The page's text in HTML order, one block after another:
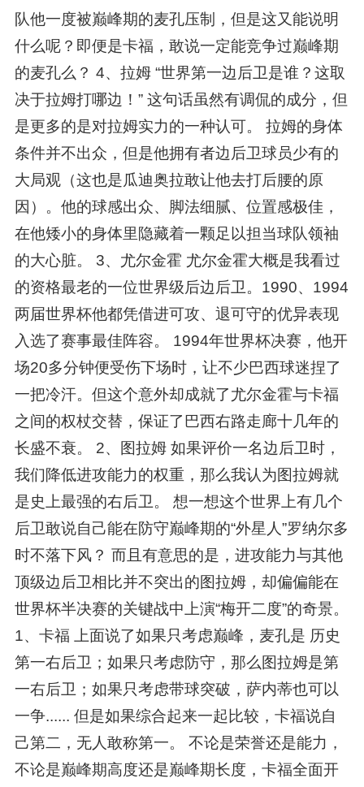
队他一度被巅峰期的麦孔压制，但是这又能说明
什么呢？即便是卡福，敢说一定能竞争过巅峰期
的麦孔么？ 4、拉姆 “世界第一边后卫是谁？这取
决于拉姆打哪边！” 这句话虽然有调侃的成分，但
是更多的是对拉姆实力的一种认可。 拉姆的身体
条件并不出众，但是他拥有者边后卫球员少有的
大局观（这也是瓜迪奥拉敢让他去打后腰的原
因）。他的球感出众、脚法细腻、位置感极佳，
在他矮小的身体里隐藏着一颗足以担当球队领袖
的大心脏。 3、尤尔金霍 尤尔金霍大概是我看过
的资格最老的一位世界级后边后卫。1990、1994
两届世界杯他都凭借进可攻、退可守的优异表现
入选了赛事最佳阵容。 1994年世界杯决赛，他开
场20多分钟便受伤下场时，让不少巴西球迷捏了
一把冷汗。但这个意外却成就了尤尔金霍与卡福
之间的权杖交替，保证了巴西右路走廊十几年的
长盛不衰。 2、图拉姆 如果评价一名边后卫时，
我们降低进攻能力的权重，那么我认为图拉姆就
是史上最强的右后卫。 想一想这个世界上有几个
后卫敢说自己能在防守巅峰期的“外星人”罗纳尔多
时不落下风？ 而且有意思的是，进攻能力与其他
顶级边后卫相比并不突出的图拉姆，却偏偏能在
世界杯半决赛的关键战中上演“梅开二度”的奇景。
1、卡福 上面说了如果只考虑巅峰，麦孔是 历史
第一右后卫；如果只考虑防守，那么图拉姆是第
一右后卫；如果只考虑带球突破，萨内蒂也可以
一争...... 但是如果综合起来一起比较，卡福说自
己第二，无人敢称第一。 不论是荣誉还是能力，
不论是巅峰期高度还是巅峰期长度，卡福全面开